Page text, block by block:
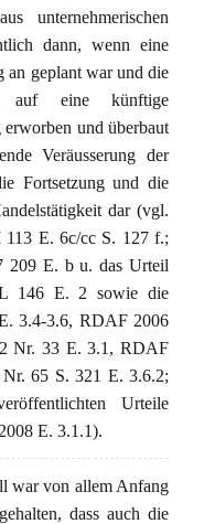
unternehmerischen
dann, wenn eine
an geplant war und die
auf eine künftige
erworben und überbaut
Veräusserung der
Fortsetzung und die
dar (vgl.
E. 6c/cc S. 127 f.;
209 E. b u. das Urteil
146 E. 2 sowie die
3.4-3.6, RDAF 2006
Nr. 33 E. 3.1, RDAF
65 S. 321 E. 3.6.2;
Urteile
E. 3.1.1).
war von allem Anfang
dass auch die